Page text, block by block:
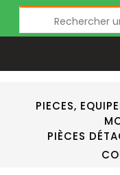
PIECES,
PIÈCES